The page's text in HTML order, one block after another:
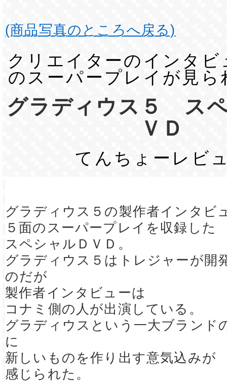
(商品写真のところへ戻る)
クリエイターのインタビ
のスーパープレイが見ら
グラディウス５ ス
ＶＤ
てんちょーレビ
グラディウス５の製作者インタビ
５面のスーパープレイを収録した
スペシャルＤＶＤ。
グラディウス５はトレジャーが開
のだが
製作者インタビューは
コナミ側の人が出演している。
グラディウスという一大ブランド
に
新しいものを作り出す意気込みが
感じられた。